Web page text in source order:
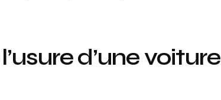
d’une voiture